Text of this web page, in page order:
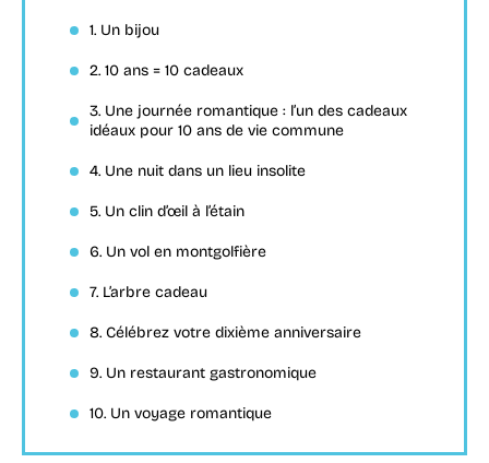
1. Un bijou
2. 10 ans = 10 cadeaux
3. Une journée romantique : l’un des cadeaux
idéaux pour 10 ans de vie commune
4. Une nuit dans un lieu insolite
5. Un clin d’œil à l’étain
6. Un vol en montgolfière
7. L’arbre cadeau
8. Célébrez votre dixième anniversaire
9. Un restaurant gastronomique
10. Un voyage romantique